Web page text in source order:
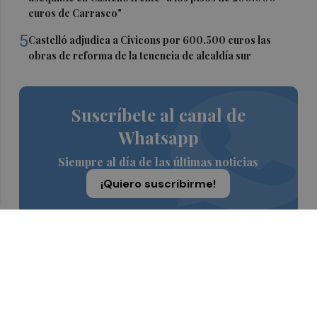
euros de Carrasco"
5Castelló adjudica a Civicons por 600.500 euros las
obras de reforma de la tenencia de alcaldía sur
Suscríbete al canal de
Whatsapp
Siempre al día de las últimas noticias
¡Quiero suscribirme!